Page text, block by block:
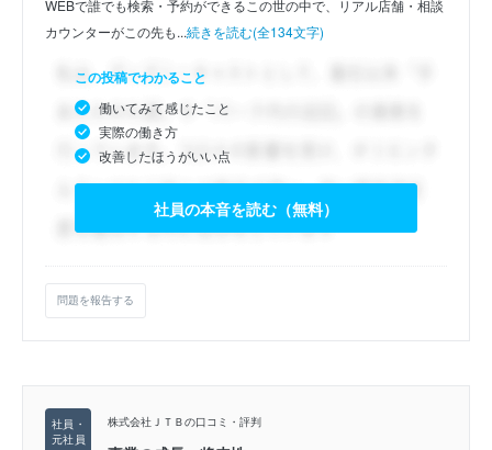
WEBで誰でも検索・予約ができるこの世の中で、リアル店舗・相談
カウンターがこの先も...続きを読む(全134文字)
この投稿でわかること
働いてみて感じたこと
実際の働き方
改善したほうがいい点
社員の本音を読む（無料）
問題を報告する
株式会社ＪＴＢの口コミ・評判